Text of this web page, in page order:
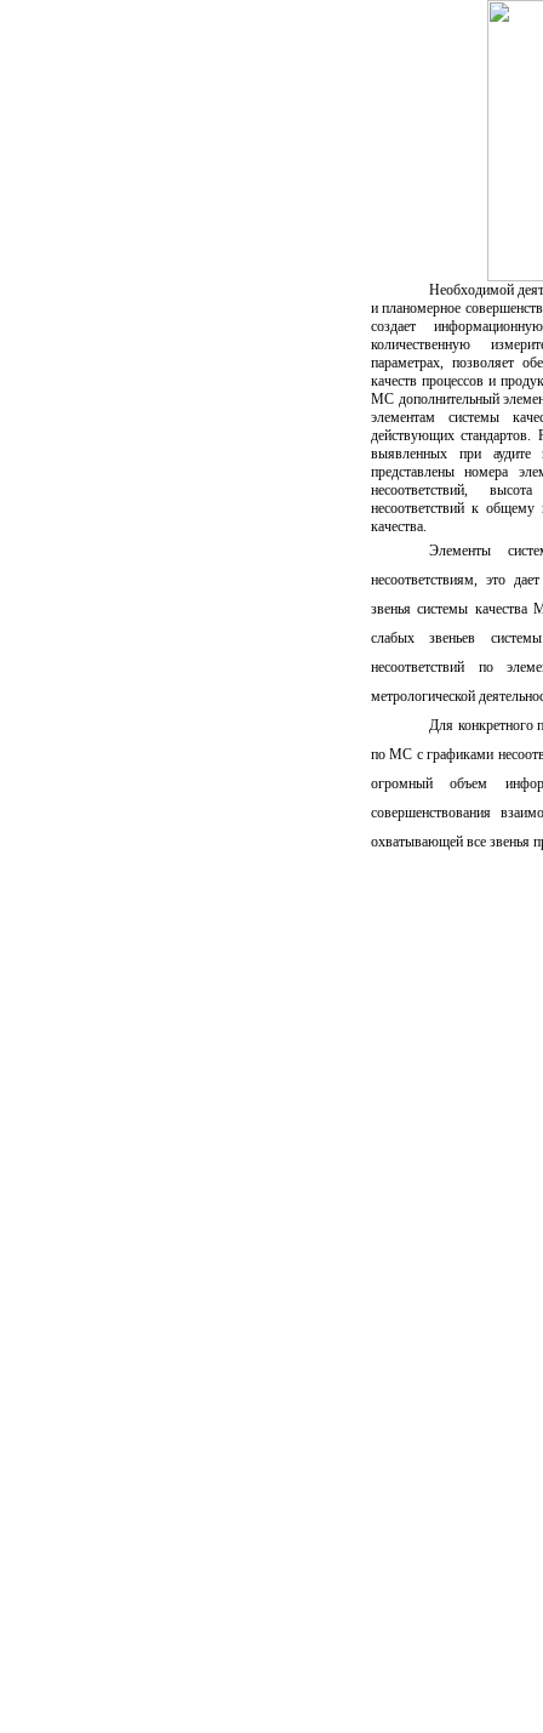
Необходимой
и планомерное
создает
количественную
параметрах, позволяет
качеств процессов и
МС дополнительный
элементам системы
действующих стандартов.
выявленных при аудите
представлены номера
несоответствий,
несоответствий к общему
качества.
Элементы
несоответствиям, это
звенья системы
слабых звеньев
несоответствий по
метрологической
Для конкретного
по МС с графиками
огромный объем
совершенствования
охватывающей все звенья